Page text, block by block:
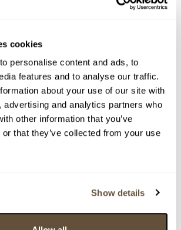
cookies
personalise content and ads, to
features and to analyse our traffic.
about your use of our site with
advertising and analytics partners who
other information that you’ve
that they’ve collected from your use
Show details
a informace o autorovi